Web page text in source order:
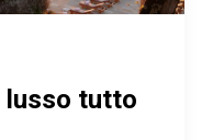
lusso tutto